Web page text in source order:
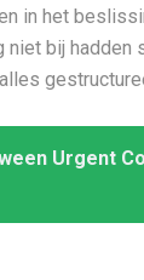
in het
bij
Urgent